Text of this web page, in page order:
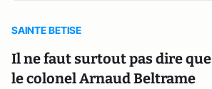
SAINTE BETISE
Il ne faut surtout pas dire que
le colonel Arnaud Beltrame